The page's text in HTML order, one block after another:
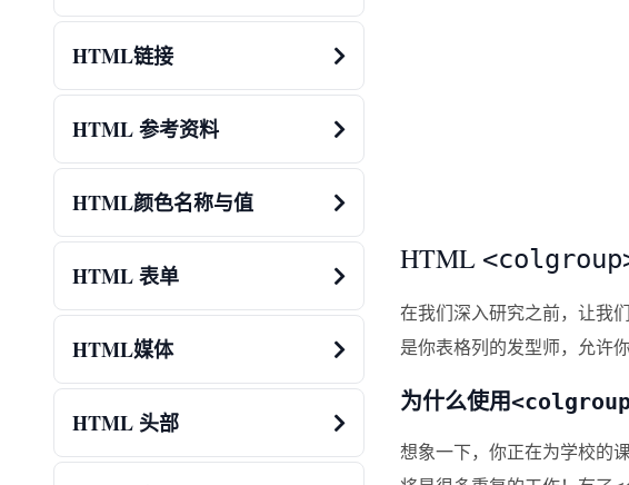
HTML链接
HTML 参考资料
HTML颜色名称与值
HTML 表单
HTML媒体
HTML 头部
HTML
在我们深入研究之前，让我
是你表格列的发型师，允许
为什么使用
想象一下，你正在为学校的